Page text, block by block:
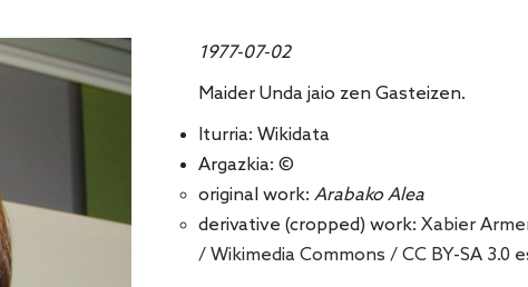
1977-07-02
Maider Unda jaio zen Gasteizen.
Iturria: Wikidata
Argazkia: ©
original work: Arabako Alea
derivative (cropped) work: Xabier
/ Wikimedia Commons / CC BY-SA 3.0